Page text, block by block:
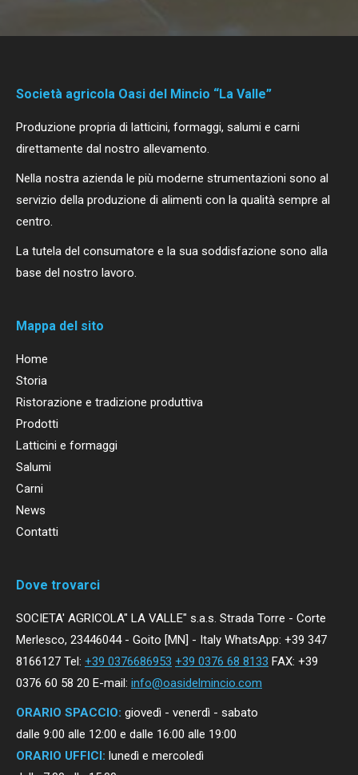
Società agricola Oasi del Mincio “La Valle”
Produzione propria di latticini, formaggi, salumi e carni
direttamente dal nostro allevamento.
Nella nostra azienda le più moderne strumentazioni sono al
servizio della produzione di alimenti con la qualità sempre al
centro.
La tutela del consumatore e la sua soddisfazione sono alla
base del nostro lavoro.
Mappa del sito
Home
Storia
Ristorazione e tradizione produttiva
Prodotti
Latticini e formaggi
Salumi
Carni
News
Contatti
Dove trovarci
SOCIETA' AGRICOLA" LA VALLE" s.a.s. Strada Torre - Corte
Merlesco, 23446044 - Goito [MN] - Italy WhatsApp: +39 347
8166127 Tel: +39 0376686953 +39 0376 68 8133 FAX: +39
0376 60 58 20 E-mail: info@oasidelmincio.com
ORARIO SPACCIO: giovedì - venerdì - sabato
dalle 9:00 alle 12:00 e dalle 16:00 alle 19:00
ORARIO UFFICI: lunedì e mercoledì